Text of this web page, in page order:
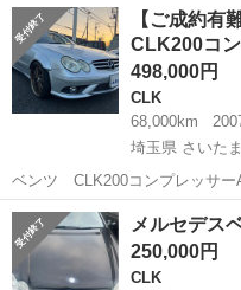
おりませんので、この値段です
ム、ノーリ...
宮城 宮城郡 新利府駅
【ご成約有
CLK200コ
498,000円
CLK
68,000km
埼玉県 さいた
ベンツ CLK200コンプレッサー
ド10cmワイド化）・ナビ・バ
ラー 2007年式（H19）車検
68,000...
埼玉 さいたま市 CLK
メルセデス
250,000円
CLK